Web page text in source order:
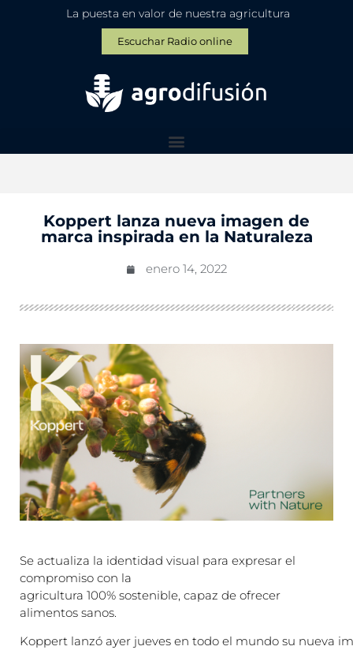
La puesta en valor de nuestra agricultura
Escuchar Radio online
Koppert lanza nueva imagen de
marca inspirada en la Naturaleza
enero 14, 2022
Se actualiza la identidad visual para expresar el
compromiso con la
agricultura 100% sostenible, capaz de ofrecer
alimentos sanos.
Koppert lanzó ayer jueves en todo el mundo su nueva